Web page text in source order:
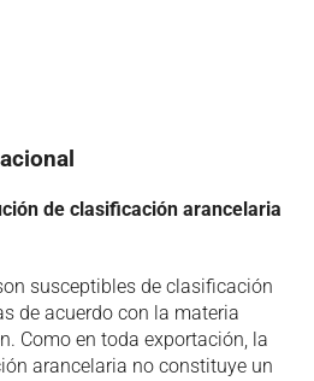
de clasificación arancelaria
susceptibles de clasificación
de acuerdo con la materia
Como en toda exportación, la
arancelaria no constituye un